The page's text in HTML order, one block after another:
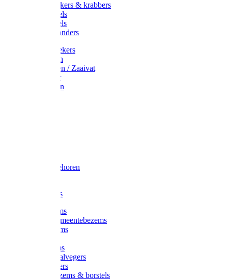
Onkruidstekers & krabbers
Hartschoffels
Ruitschoffels
Onkruidbranders
Graskantstekers
Verticuteren
Strooiwagen / Zaaivat
Grasmaaier
Grasscharen
Slede toebehoren
Composters
Straatbezems
Stads- / Gemeentebezems
Terrasbezems
Gootbezems
Kamer-/Zaalvegers
Vloertrekkers
Onkruidbezems & borstels